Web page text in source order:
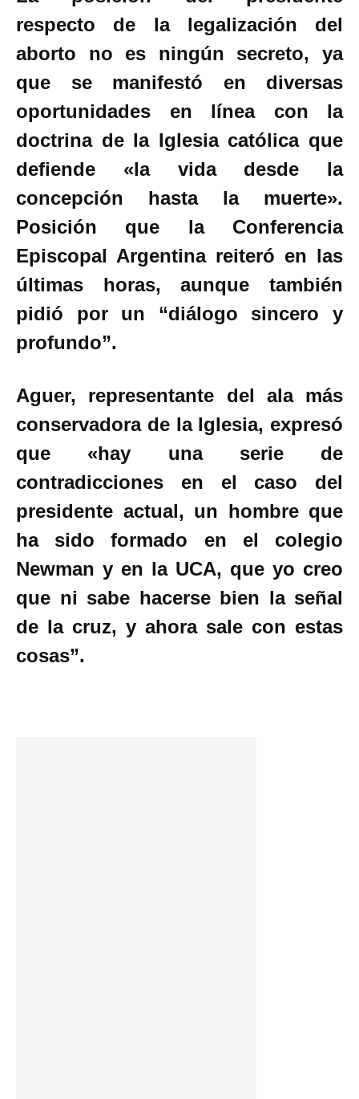
respecto de la legalización del
aborto no es ningún secreto, ya
que se manifestó en diversas
oportunidades en línea con la
doctrina de la Iglesia católica que
defiende «la vida desde la
concepción hasta la muerte».
Posición que la Conferencia
Episcopal Argentina reiteró en las
últimas horas, aunque también
pidió por un “diálogo sincero y
profundo”.
Aguer, representante del ala más
conservadora de la Iglesia, expresó
que «hay una serie de
contradicciones en el caso del
presidente actual, un hombre que
ha sido formado en el colegio
Newman y en la UCA, que yo creo
que ni sabe hacerse bien la señal
de la cruz, y ahora sale con estas
cosas”.